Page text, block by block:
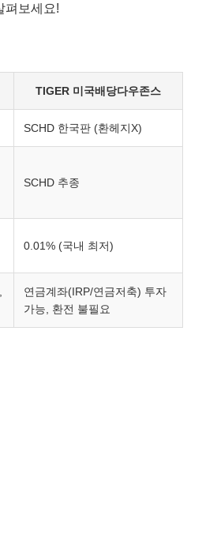
펴보세요!
TIGER 미국배당다우존스
SCHD 한국판 (환헤지X)
SCHD 추종
0.01% (국내 최저)
연금계좌(IRP/연금저축) 투자
가능, 환전 불필요